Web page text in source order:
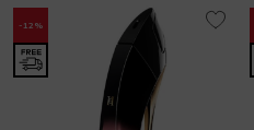
-12%